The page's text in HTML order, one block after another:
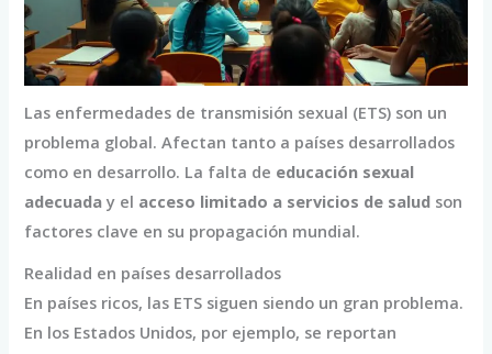
Las enfermedades de transmisión sexual (ETS) son un
problema global. Afectan tanto a países desarrollados
como en desarrollo. La falta de educación sexual
adecuada y el acceso limitado a servicios de salud son
factores clave en su propagación mundial.
Realidad en países desarrollados
En países ricos, las ETS siguen siendo un gran problema.
En los Estados Unidos, por ejemplo, se reportan